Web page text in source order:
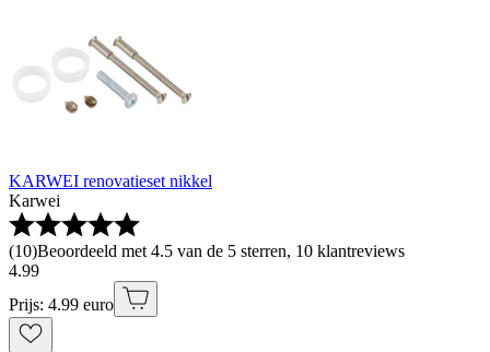
KARWEI renovatieset nikkel
Karwei
(10)Beoordeeld met 4.5 van de 5 sterren, 10 klantreviews
4.99
Prijs: 4.99 euro